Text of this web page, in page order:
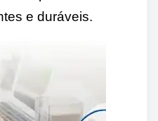
e duráveis.